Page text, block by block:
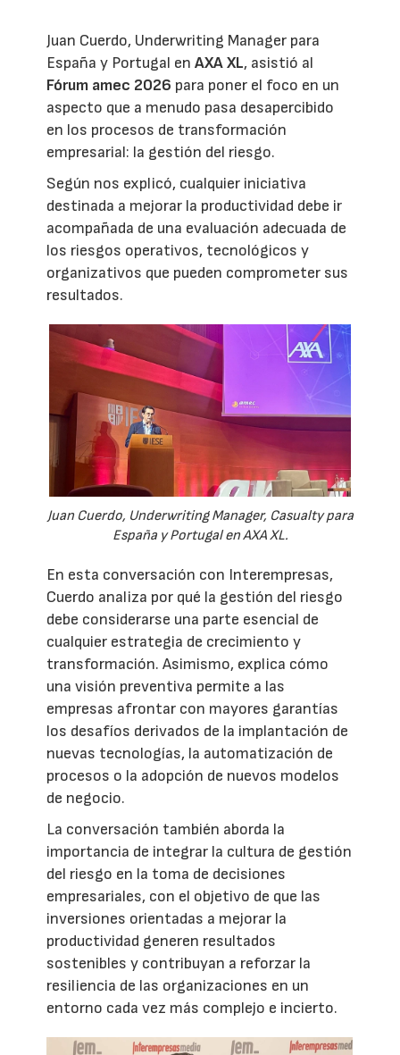
Juan Cuerdo, Underwriting Manager para
España y Portugal enAXA XL, asistió al
Fórum amec 2026 para poner el foco en un
aspecto que a menudo pasa desapercibido
en los procesos de transformación
empresarial: la gestión del riesgo.
Según nos explicó, cualquier iniciativa
destinada a mejorar la productividad debe ir
acompañada de una evaluación adecuada de
los riesgos operativos, tecnológicos y
organizativos que pueden comprometer sus
resultados.
Juan Cuerdo, Underwriting Manager, Casualty para
España y Portugal en AXA XL.
En esta conversación con Interempresas,
Cuerdo analiza por qué la gestión del riesgo
debe considerarse una parte esencial de
cualquier estrategia de crecimiento y
transformación. Asimismo, explica cómo
una visión preventiva permite a las
empresas afrontar con mayores garantías
los desafíos derivados de la implantación de
nuevas tecnologías, la automatización de
procesos o la adopción de nuevos modelos
de negocio.
La conversación también aborda la
importancia de integrar la cultura de gestión
del riesgo en la toma de decisiones
empresariales, con el objetivo de que las
inversiones orientadas a mejorar la
productividad generen resultados
sostenibles y contribuyan a reforzar la
resiliencia de las organizaciones en un
entorno cada vez más complejo e incierto.